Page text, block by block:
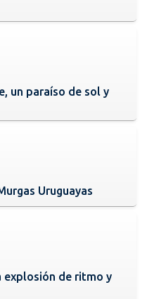
un paraíso de sol y
Uruguayas
explosión de ritmo y